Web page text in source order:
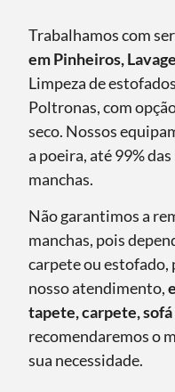
Trabalhamos com
em Pinheiros,
Limpeza de
Poltronas, com
seco. Nossos
a poeira, até 99%
manchas.
Não garantimos a
manchas, pois
carpete ou estofado,
nosso atendimento,
tapete, carpete,
recomendaremos o
sua necessidade.